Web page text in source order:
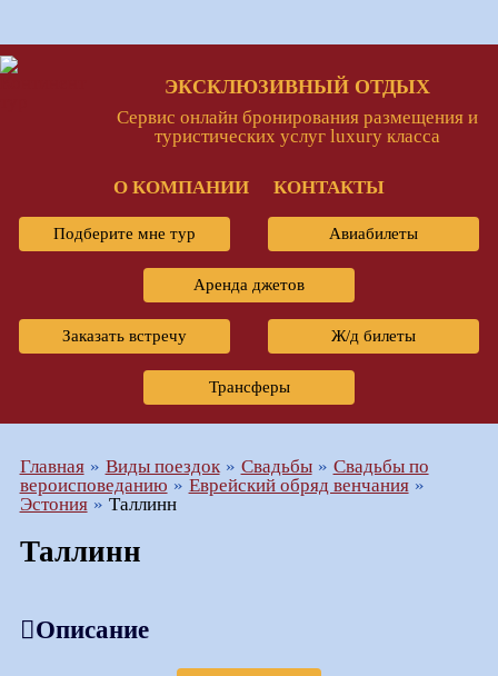
ЭКСКЛЮЗИВНЫЙ ОТДЫХ
Сервис онлайн бронирования размещения и
туристических услуг luxury класса
О КОМПАНИИ КОНТАКТЫ
Подберите мне тур Авиабилеты
Аренда джетов
Заказать встречу Ж/д билеты
Трансферы
Главная Виды поездок Свадьбы
Свадьбы по
вероисповеданию
Еврейский обряд венчания
Эстония
Таллинн
Таллинн
Описание